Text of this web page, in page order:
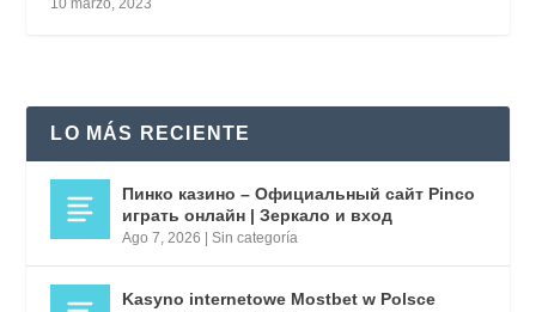
10 marzo, 2023
LO MÁS RECIENTE
Пинко казино – Официальный сайт Pinco
играть онлайн | Зеркало и вход
Ago 7, 2026 |Sin categoría
Kasyno internetowe Mostbet w Polsce